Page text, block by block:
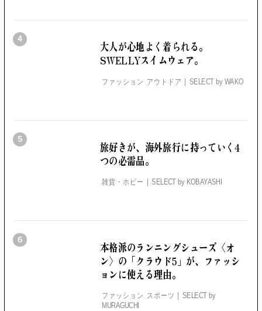
4
大人が心地よく着られる。
SWELLYスイムウェア。
ファッション アウトドア SELECT by WAKO
5
旅好きが、海外旅行に持っていく4
つの必需品。
雑貨・ホビー SELECT by KOBAYASHI
6 本格派のランニングシューズ 〈オ
ン〉の「クラウド5」が、 ファッシ
ョンに使える理由。
ファッション スポーツ
SELECT by
MURAGUCHI